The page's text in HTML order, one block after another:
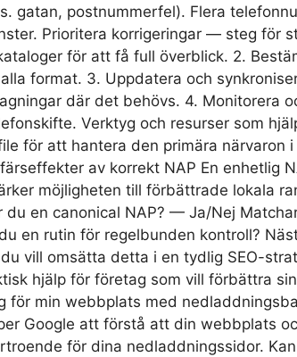
gatan, postnummerfel). Flera
Prioritera korrigeringar — steg för
för att få full överblick. 2.
format. 3. Uppdatera och
där det behövs. 4. Monitorera
Verktyg och resurser som
för att hantera den primära
av korrekt NAP En enhetlig
möjligheten till förbättrade lokala
du en canonical NAP? — Ja/Nej
en rutin för regelbunden kontroll?
du vill omsätta detta i en tydlig SEO-
hjälp för företag som vill förbättra
för min webbplats med
Google att förstå att din webbplats
för dina nedladdningssidor.